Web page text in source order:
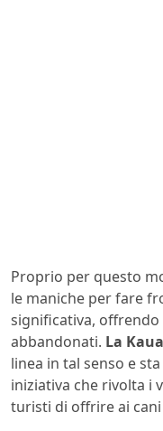
Proprio per questo
le maniche per fare
significativa,
abbandonati. La
linea in tal senso e
iniziativa che rivolta i
turisti di offrire ai